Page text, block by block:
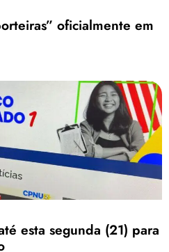
oficialmente em
esta segunda (21) para